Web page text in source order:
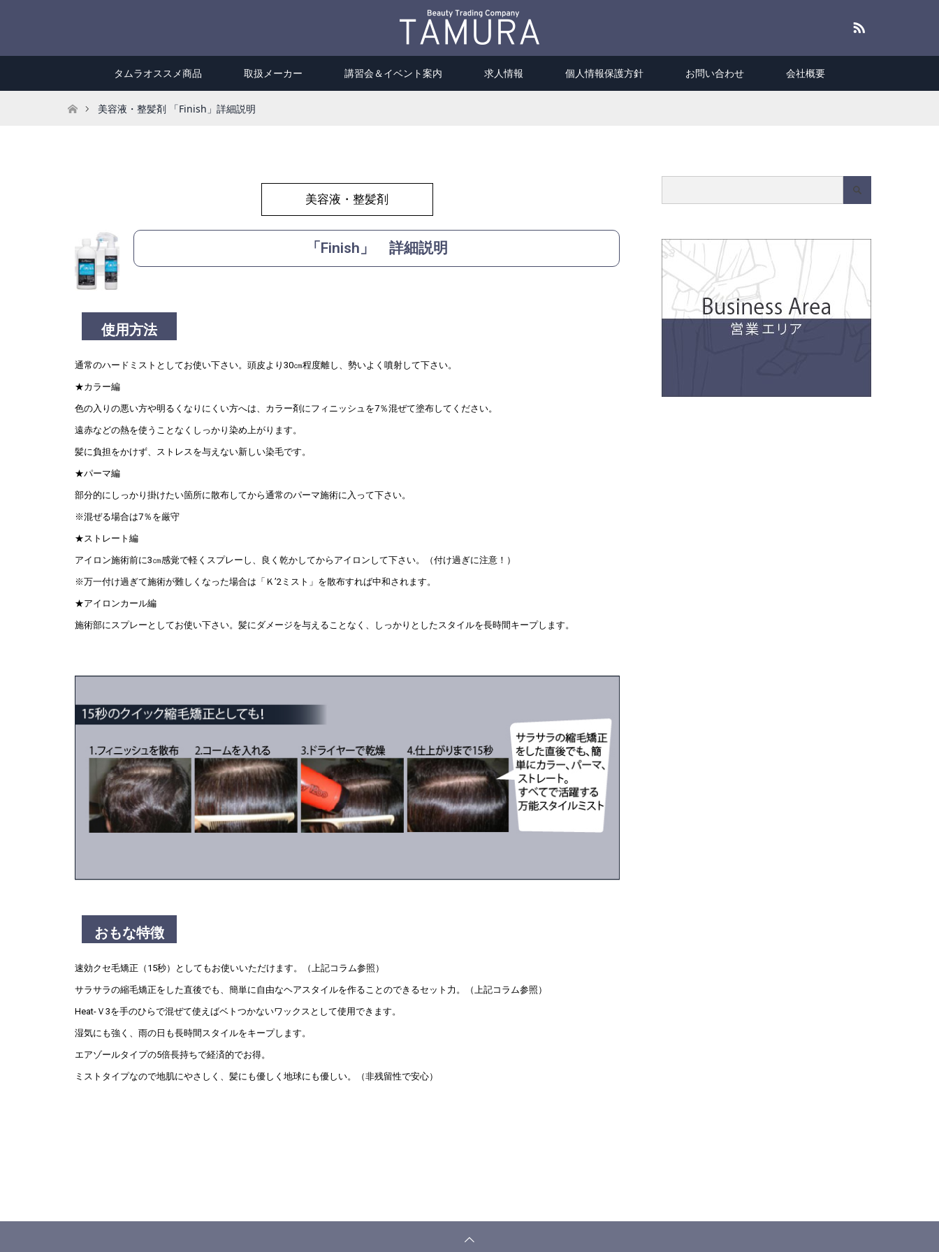
タムラオススメ商品 取扱メーカー 講習会＆イベント案内 求人情報 個人情報保護方針 お問い合わせ 会社概要
ホーム美容液・整髪剤 「Finish」詳細説明
美容液・整髪剤
「Finish」 詳細説明
使用方法
通常のハードミストとしてお使い下さい。頭皮より30㎝程度離し、勢いよく噴射して下さい。
★カラー編
色の入りの悪い方や明るくなりにくい方へは、カラー剤にフィニッシュを7％混ぜて塗布してください。
遠赤などの熱を使うことなくしっかり染め上がります。
髪に負担をかけず、ストレスを与えない新しい染毛です。
★パーマ編
部分的にしっかり掛けたい箇所に散布してから通常のパーマ施術に入って下さい。
※混ぜる場合は7％を厳守
★ストレート編
アイロン施術前に3㎝感覚で軽くスプレーし、良く乾かしてからアイロンして下さい。（付け過ぎに注意！）
※万一付け過ぎて施術が難しくなった場合は「Ｋ’2ミスト」を散布すれば中和されます。
★アイロンカール編
施術部にスプレーとしてお使い下さい。髪にダメージを与えることなく、しっかりとしたスタイルを長時間キープします。
おもな特徴
速効クセ毛矯正（15秒）としてもお使いいただけます。（上記コラム参照）
サラサラの縮毛矯正をした直後でも、簡単に自由なヘアスタイルを作ることのできるセット力。 （上記コラム参照）
Heat-Ｖ3を手のひらで混ぜて使えばベトつかないワックスとして使用できます。
湿気にも強く、雨の日も長時間スタイルをキープします。
エアゾールタイプの5倍長持ちで経済的でお得。
ミストタイプなので地肌にやさしく、髪にも優しく地球にも優しい。（非残留性で安心）